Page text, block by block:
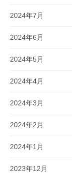
2024年7月
2024年6月
2024年5月
2024年4月
2024年3月
2024年2月
2024年1月
2023年12月